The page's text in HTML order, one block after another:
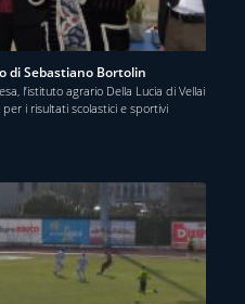
di Sebastiano Bortolin
l’istituto agrario Della Lucia di Vellai
i risultati scolastici e sportivi